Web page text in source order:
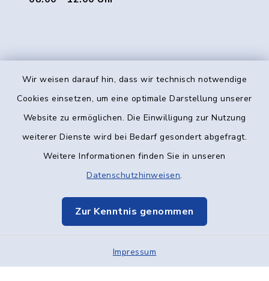
Wir weisen darauf hin, dass wir technisch notwendige
Cookies einsetzen, um eine optimale Darstellung unserer
Website zu ermöglichen. Die Einwilligung zur Nutzung
weiterer Dienste wird bei Bedarf gesondert abgefragt.
Weitere Informationen finden Sie in unseren
Datenschutzhinweisen.
Zur Kenntnis genommen
Impressum
Kontakt
Datenschutz
Elektronische Kommunikation
Sitemap